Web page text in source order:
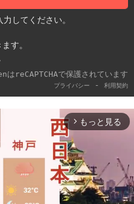
してください。
す。
はreCAPTCHAで保護されています
プライバシー - 利用契約
arrow_forward_ios もっと見る